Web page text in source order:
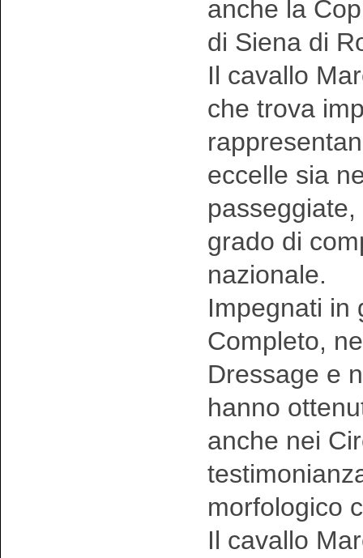
anche la
di Siena di
Il cavallo
che trova
eccelle sia
grado di
nazionale.
Impegnati in
Completo,
Dressage e
hanno
anche nei
morfologico
Il cavallo